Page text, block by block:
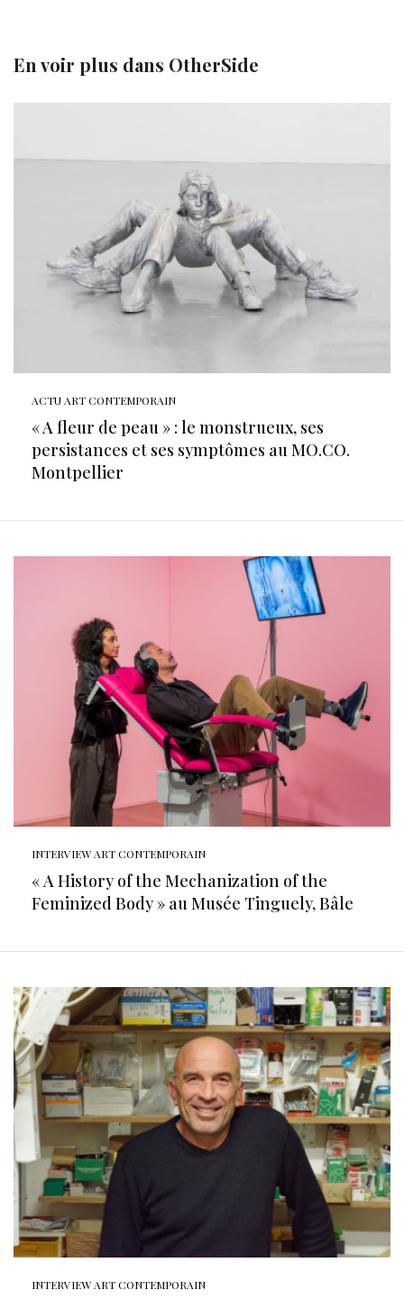
En voir plus dans OtherSide
ACTU ART CONTEMPORAIN
« A fleur de peau » : le monstrueux, ses
persistances et ses symptômes au MO.CO.
Montpellier
INTERVIEW ART CONTEMPORAIN
« A History of the Mechanization of the
Feminized Body » au Musée Tinguely, Bâle
INTERVIEW ART CONTEMPORAIN